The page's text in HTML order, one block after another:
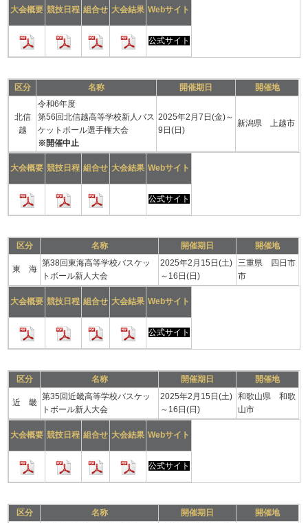
大会概要 競技日程 組合せ 大会結果 Webサイト
公式サイト
区分 名称 開催期日 開催地
北信
越
令和6年度
第56回北信越高等学校新人バス
ケットボール選手権大会
※開催中止
2025年2月7日(金)～
9日(日)
新潟県 上越市
大会概要 競技日程 組合せ 大会結果 Webサイト
公式サイト
区分 名称 開催期日 開催地
東 海
第38回東海高等学校バスケッ
トボール新人大会
2025年2月15日(土)
～16日(日)
三重県 四日市
市
大会概要 競技日程 組合せ 大会結果 Webサイト
公式サイト
区分 名称 開催期日 開催地
近 畿
第35回近畿高等学校バスケッ
トボール新人大会
2025年2月15日(土)
～16日(日)
和歌山県 和歌
山市
大会概要 競技日程 組合せ 大会結果 Webサイト
公式サイト
区分 名称 開催期日 開催地